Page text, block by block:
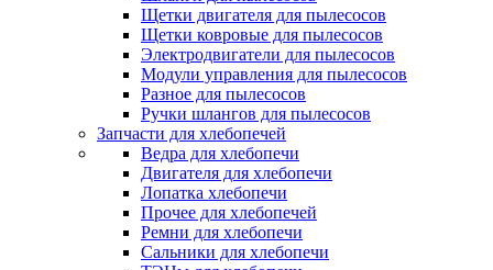
Щетки двигателя для пылесосов
Щетки ковровые для пылесосов
Электродвигатели для пылесосов
Модули управления для пылесосов
Разное для пылесосов
Ручки шлангов для пылесосов
Запчасти для хлебопечей
Ведра для хлебопечи
Двигателя для хлебопечи
Лопатка хлебопечи
Прочее для хлебопечей
Ремни для хлебопечи
Сальники для хлебопечи